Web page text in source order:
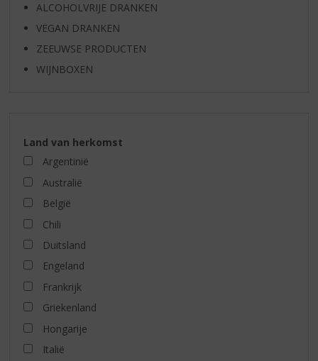
ALCOHOLVRIJE DRANKEN
VEGAN DRANKEN
ZEEUWSE PRODUCTEN
WIJNBOXEN
Land van herkomst
Argentinië
Australië
België
Chili
Duitsland
Engeland
Frankrijk
Griekenland
Hongarije
Italië